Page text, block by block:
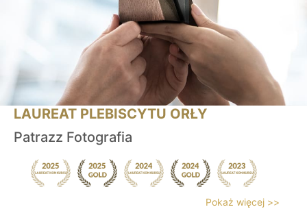
LAUREAT PLEBISCYTU ORŁY
Patrazz Fotografia
Pokaż więcej >>